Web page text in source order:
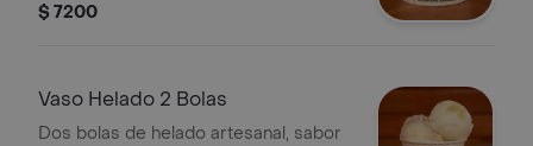
$ 7200
Vaso Helado 2 Bolas
Dos bolas de helado artesanal, sabor